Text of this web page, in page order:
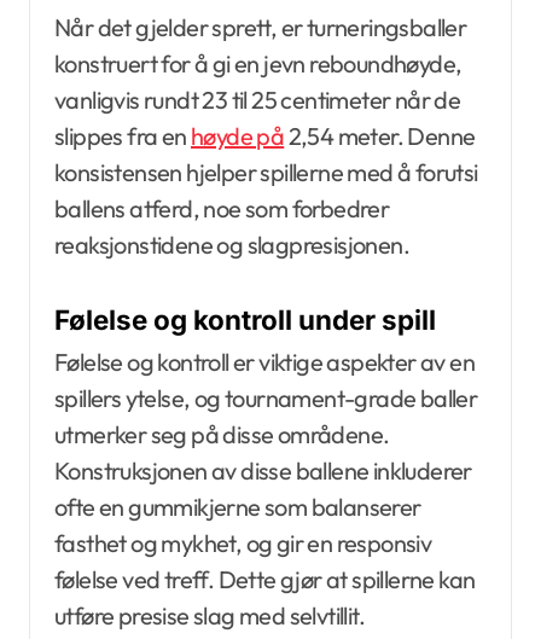
Når det gjelder sprett, er turneringsballer
konstruert for å gi en jevn reboundhøyde,
vanligvis rundt 23 til 25 centimeter når de
slippes fra en høyde på 2,54 meter. Denne
konsistensen hjelper spillerne med å forutsi
ballens atferd, noe som forbedrer
reaksjonstidene og slagpresisjonen.
Følelse og kontroll under spill
Følelse og kontroll er viktige aspekter av en
spillers ytelse, og tournament-grade baller
utmerker seg på disse områdene.
Konstruksjonen av disse ballene inkluderer
ofte en gummikjerne som balanserer
fasthet og mykhet, og gir en responsiv
følelse ved treff. Dette gjør at spillerne kan
utføre presise slag med selvtillit.